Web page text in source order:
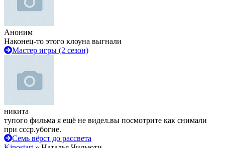
Аноним
Наконец-то этого клоуна выгнали
Мастер игры (2 сезон)
никита
тупого фильма я ещё не видел.вы посмотрите как снимали
при ссср.убогие.
Семь вёрст до рассвета